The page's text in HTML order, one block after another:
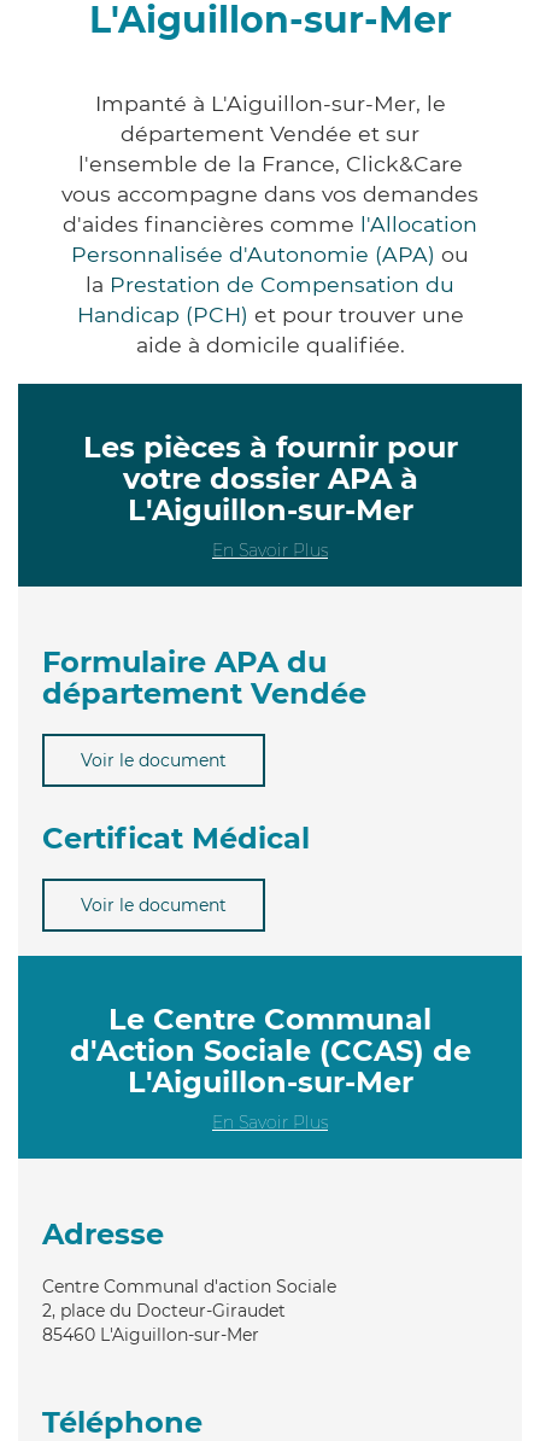
L'Aiguillon-sur-Mer
Impanté à L'Aiguillon-sur-Mer, le
département Vendée et sur
l'ensemble de la France, Click&Care
vous accompagne dans vos demandes
d'aides financières comme l'Allocation
Personnalisée d'Autonomie (APA) ou
la Prestation de Compensation du
Handicap (PCH) et pour trouver une
aide à domicile qualifiée.
Les pièces à fournir pour
votre dossier APA à
L'Aiguillon-sur-Mer
En Savoir Plus
Formulaire APA du
département Vendée
Voir le document
Certificat Médical
Voir le document
Le Centre Communal
d'Action Sociale (CCAS) de
L'Aiguillon-sur-Mer
En Savoir Plus
Adresse
Centre Communal d'action Sociale
2, place du Docteur-Giraudet
85460 L'Aiguillon-sur-Mer
Téléphone